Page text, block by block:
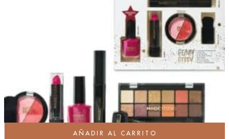
AÑADIR AL CARRITO